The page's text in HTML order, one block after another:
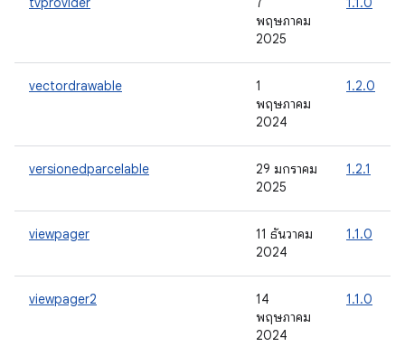
พฤษภาคม
2025
vectordrawable
1
พฤษภาคม
2024
1.2.0
versionedparcelable
29 มกราคม
2025
1.2.1
viewpager
11 ธันวาคม
2024
1.1.0
viewpager2
14
พฤษภาคม
2024
1.1.0